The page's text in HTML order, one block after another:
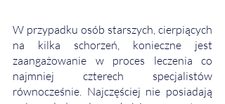
W przypadku osób starszych, cierpiących
na kilka schorzeń, konieczne jest
zaangażowanie w proces leczenia co
najmniej czterech specjalistów
równocześnie. Najczęściej nie posiadają